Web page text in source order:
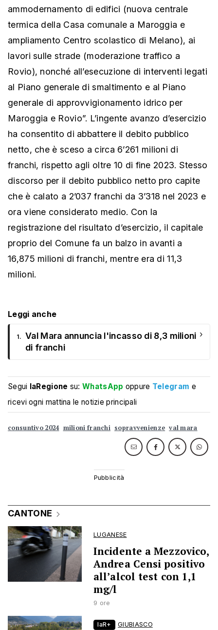
ammodernamento di edifici (nuova centrale
termica della Casa comunale a Maroggia e
ampliamento Centro scolastico di Melano), ai
lavori sulle strade (moderazione traffico a
Rovio), nonché all’esecuzione di interventi legati
al Piano generale di smaltimento e al Piano
generale di approvvigionamento idrico per
Maroggia e Rovio”. L’ingente avanzo d’esercizio
ha consentito di abbattere il debito pubblico
netto, che è sceso a circa 6’261 milioni di
franchi, rispetto agli oltre 10 di fine 2023. Stesso
discorso per il debito pubblico netto pro capite
che è calato a 2’037 franchi da 3’318 nel 2023 e
ora viene considerato medio. Con la
registrazione del risultato d’esercizio, il capitale
proprio del Comune fa un balzo in avanti a
16,875 milioni di franchi, mentre era di 11,3
milioni.
Leggi anche
1. Val Mara annuncia l'incasso di 8,3 milioni
di franchi
›
Segui laRegione su:WhatsApp oppure Telegram e
ricevi ogni mattina le notizie principali
consuntivo 2024 milioni franchi sopravvenienze val mara
CANTONE
LUGANESE
Incidente a Mezzovico,
Andrea Censi positivo
all’alcol test con 1,1
mg/l
9 ore
laR+ GIUBIASCO